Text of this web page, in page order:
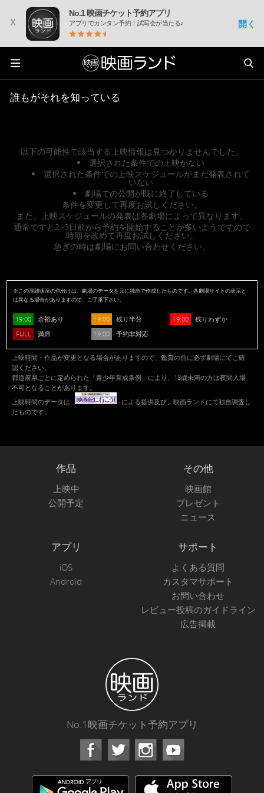
x
No.1 映画チケット予約アプリ
アプリでカンタン予約！試写会が当たる♪ 開く
誰もがそれを知っている
以下の可能性で該当する上映情報は見つかりませんでした。
選択された条件での上映がない
選択された条件での上映スケジュールがまだ発表されて
いない
劇場での公開が既に終了している
条件を変更して再度お試しください。
また、上映スケジュールの発表は各劇場によって異なります。
通常ですと2~3日前から予約を開始することが多いようですので
時期を改めて再度お試しください。
急ぎの時は劇場にお問い合わせください。
※この混雑状況の色分けは、劇場のデータを元に独自で作成したものです。各劇場サイトの表示と
は異なる場合がありますので、ご了承下さい。
19:00 余裕あり 19:00 残り半分 19:00
残りわずか
FULL
満席 19:00 予約非対応
上映時間・作品が変更となる場合がありますので、鑑賞の前に必ず劇場にてご確
認ください。
都道府県ごとに定められた「青少年育成条例」により、18歳未満の方は夜間入場
不可となることがあります。
上映時間のデータは
による提供及び、映画ランドにて独自調査し
たものです。
作品
上映中
公開予定
その他
映画館
プレゼント
ニュース
アプリ
iOS
Android
サポート
よくある質問
カスタマサポート
お問い合わせ
レビュー投稿のガイドライン
広告掲載
No.1映画チケット予約アプリ
Facebook Instagram